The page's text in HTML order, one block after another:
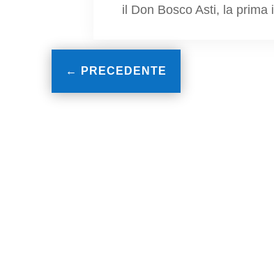
il Don Bosco Asti, la prima
← PRECEDENTE